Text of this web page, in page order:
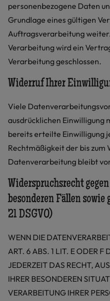
personenbezogene Daten
Grundlage eines gültigen
Auftragsverarbeitung
Verarbeitung wird ein
Verarbeitung geschlossen.
Widerruf Ihrer
Viele
ausdrücklichen Einwilligung
bereits erteilte Einwilligung
Rechtmäßigkeit der bis
Datenverarbeitung bleibt
Widerspruchsrecht
besonderen Fällen
21 DSGVO)
WENN DIE
ART. 6 ABS. 1 LIT. E ODER F
JEDERZEIT DAS RECHT,
IHRER BESONDEREN
VERARBEITUNG IHRER